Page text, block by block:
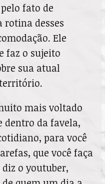
fato de
rotina desses
Ele
faz o sujeito
sua atual
mais voltado
dentro da favela,
para você
que você faça
o youtuber,